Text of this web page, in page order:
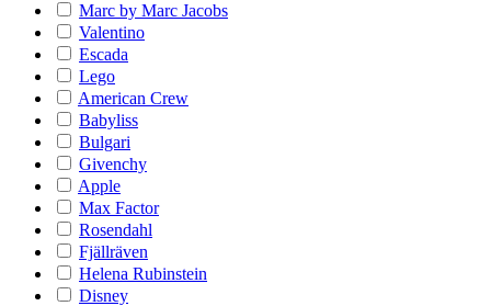
Marc by Marc Jacobs
Valentino
Escada
Lego
American Crew
Babyliss
Bulgari
Givenchy
Apple
Max Factor
Rosendahl
Fjällräven
Helena Rubinstein
Disney